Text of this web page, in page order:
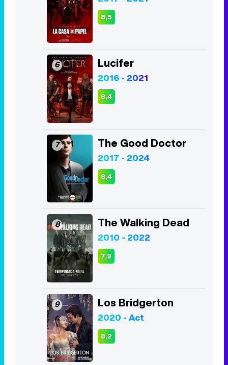
8,5
6 Lucifer
2016 - 2021
8,4
7 The Good Doctor
2017 - 2024
8,4
8 The Walking Dead
2010 - 2022
7,9
9 Los Bridgerton
2020 - Act
8,2